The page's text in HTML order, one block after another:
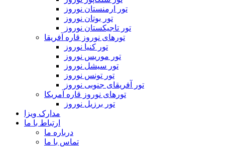
تور ارمنستان نوروز
تور بوتان نوروز
تور تاجیکستان نوروز
تورهای نوروز قاره آفریقا
تور کنیا نوروز
تور موریس نوروز
تور سیشل نوروز
تور تونس نوروز
تور آفریقای جنوبی نوروز
تورهای نوروز قاره آمریکا
تور برزیل نوروز
مدارک ویزا
ارتباط با ما
درباره ما
تماس با ما